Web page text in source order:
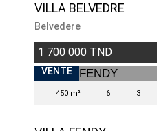
VILLA BELVEDRE
Belvedere
1 700 000 TND
VENTE
450 m² 6 3